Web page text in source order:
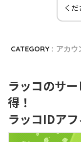
くだ
CATEGORY : アカウ
ラッコのサ
得！
ラッコIDア